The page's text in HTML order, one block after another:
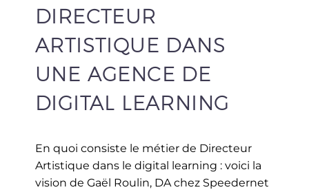
DIRECTEUR
ARTISTIQUE DANS
UNE AGENCE DE
DIGITAL LEARNING
En quoi consiste le métier de Directeur
Artistique dans le digital learning : voici la
vision de Gaël Roulin, DA chez Speedernet